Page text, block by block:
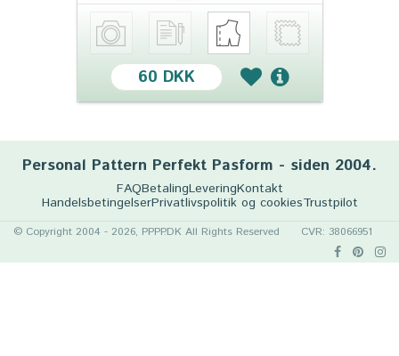
60 DKK
Personal Pattern Perfekt Pasform - siden 2004.
FAQBetalingLeveringKontakt
HandelsbetingelserPrivatlivspolitik og cookiesTrustpilot
© Copyright 2004 - 2026, PPPP.DK All Rights Reserved CVR: 38066951